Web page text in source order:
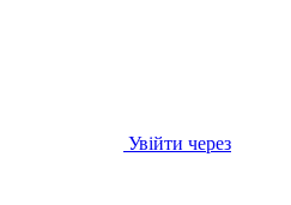
Увійти через